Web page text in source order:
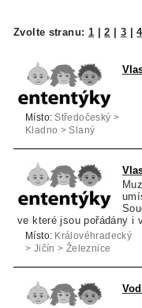
Zvolte stranu: 1 |2 3 |4
Místo: Středočeský >
Kladno > Slaný
ve které jsou pořádány i
Místo: Královéhradecký
> Jičín > Železnice